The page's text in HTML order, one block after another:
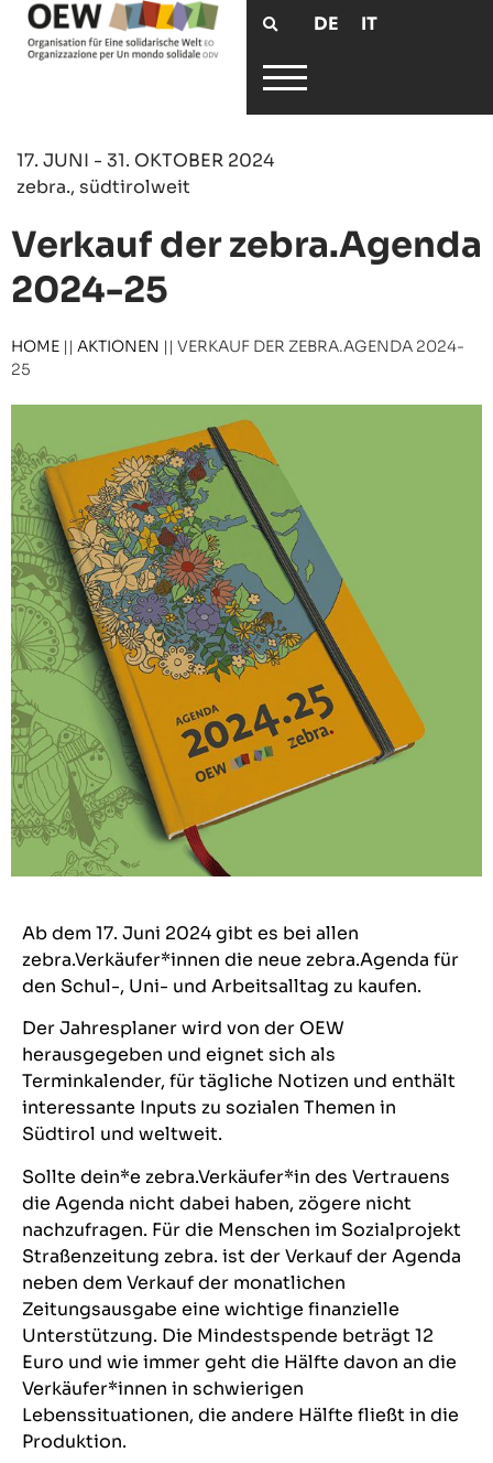
DE IT
17. JUNI - 31. OKTOBER 2024
zebra., südtirolweit
Verkauf der zebra.Agenda
2024-25
HOME || AKTIONEN || VERKAUF DER ZEBRA.AGENDA 2024-
25
Ab dem 17. Juni 2024 gibt es bei allen
zebra.Verkäufer*innen die neue zebra.Agenda für
den Schul-, Uni- und Arbeitsalltag zu kaufen.
Der Jahresplaner wird von der OEW
herausgegeben und eignet sich als
Terminkalender, für tägliche Notizen und enthält
interessante Inputs zu sozialen Themen in
Südtirol und weltweit.
Sollte dein*e zebra.Verkäufer*in des Vertrauens
die Agenda nicht dabei haben, zögere nicht
nachzufragen. Für die Menschen im Sozialprojekt
Straßenzeitung zebra. ist der Verkauf der Agenda
neben dem Verkauf der monatlichen
Zeitungsausgabe eine wichtige finanzielle
Unterstützung. Die Mindestspende beträgt 12
Euro und wie immer geht die Hälfte davon an die
Verkäufer*innen in schwierigen
Lebenssituationen, die andere Hälfte fließt in die
Produktion.